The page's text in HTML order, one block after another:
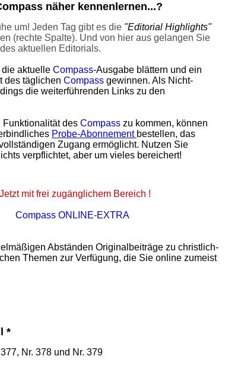
näher kennenlernen...?
um! Jeden Tag gibt es die "Editorial Highlights"
(rechte Spalte). Und von hier aus gelangen Sie
aktuellen Editorials.
aktuelle Compass-Ausgabe blättern und ein
des täglichen Compass gewinnen. Als Nicht-
die weiterführenden Links zu den
Funktionalität des Compass zu kommen, können
Probe-Abonnement bestellen, das
Zugang ermöglicht. Nutzen Sie
verpflichtet, aber um vieles bereichert!
mit frei zugänglichem Bereich !
Compass ONLINE-EXTRA
Abständen Originalbeiträge zu christlich-
Themen zur Verfügung, die Sie online zumeist
*
Nr. 378 und Nr. 379